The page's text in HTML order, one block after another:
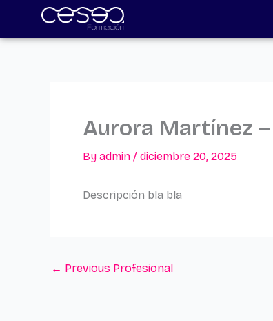
content
Aurora Martínez
By admin / diciembre 20, 2025
Descripción bla bla
← Previous Profesional